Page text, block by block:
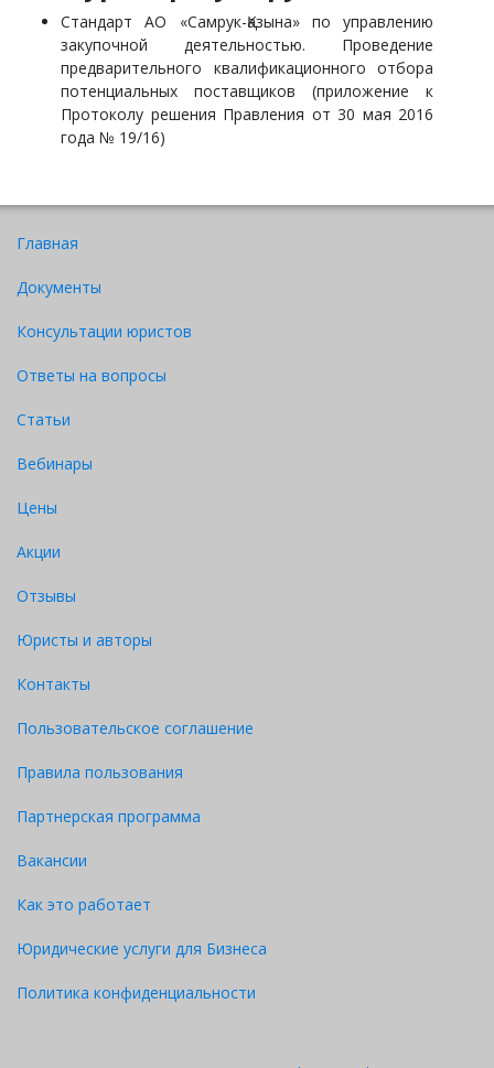
Стандарт АО «Самрук-Қазына» по управлению
закупочной деятельностью. Проведение
предварительного квалификационного отбора
потенциальных поставщиков (приложение к
Протоколу решения Правления от 30 мая 2016
года № 19/16)
Главная
Документы
Консультации юристов
Ответы на вопросы
Статьи
Вебинары
Цены
Акции
Отзывы
Юристы и авторы
Контакты
Пользовательское соглашение
Правила пользования
Партнерская программа
Вакансии
Как это работает
Юридические услуги для Бизнеса
Политика конфиденциальности